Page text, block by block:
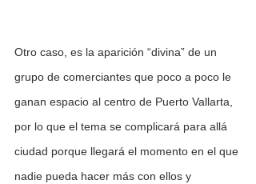
Otro caso, es la aparición “divina” de un
grupo de comerciantes que poco a poco le
ganan espacio al centro de Puerto Vallarta,
por lo que el tema se complicará para allá
ciudad porque llegará el momento en el que
nadie pueda hacer más con ellos y